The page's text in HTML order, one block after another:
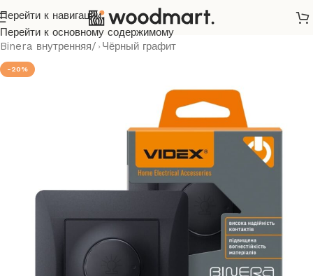
Перейти к навигации
Перейти к основному содержимому
Главная/ Розетки и выключатели/
Binera внутренняя/ Чёрный графит
-20%